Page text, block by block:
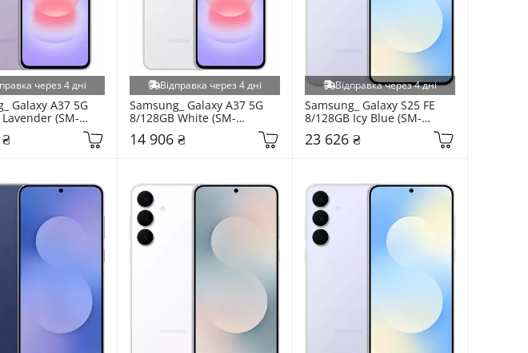
через 4 дні
Galaxy A37 5G
(SM-
Відправка через 4 дні
Samsung_ Galaxy A37 5G
8/128GB White (SM-
A376BZWP)
14 906 ₴
Відправка через 4 дні
Samsung_ Galaxy S25 FE
8/128GB Icy Blue (SM-
S731BLBD)
23 626 ₴